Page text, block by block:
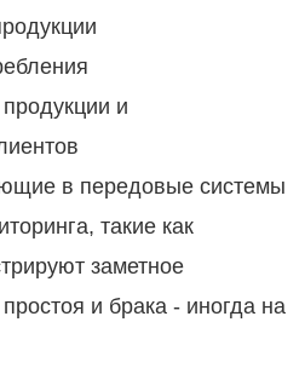
и
в передовые системы
такие как
заметное
и брака - иногда на